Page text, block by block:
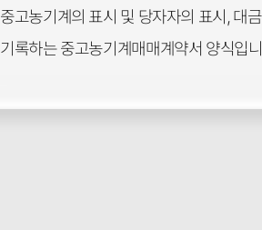
중고농기계의 표시 및 당자자의 표시, 대
기록하는 중고농기계매매계약서 양식입